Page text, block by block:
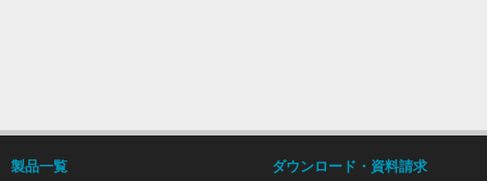
製品一覧 ダウンロード・資料請求